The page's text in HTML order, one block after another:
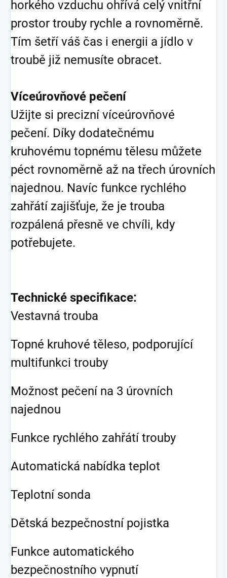
horkého vzduchu ohřívá celý vnitřní
prostor trouby rychle a rovnoměrně.
Tím šetří váš čas i energii a jídlo v
troubě již nemusíte obracet.
Víceúrovňové pečení
Užijte si precizní víceúrovňové
pečení. Díky dodatečnému
kruhovému topnému tělesu můžete
péct rovnoměrně až na třech úrovních
najednou. Navíc funkce rychlého
zahřátí zajišťuje, že je trouba
rozpálená přesně ve chvíli, kdy
potřebujete.
Technické specifikace:
Vestavná trouba
Topné kruhové těleso, podporující
multifunkci trouby
Možnost pečení na 3 úrovních
najednou
Funkce rychlého zahřátí trouby
Automatická nabídka teplot
Teplotní sonda
Dětská bezpečnostní pojistka
Funkce automatického
bezpečnostního vypnutí